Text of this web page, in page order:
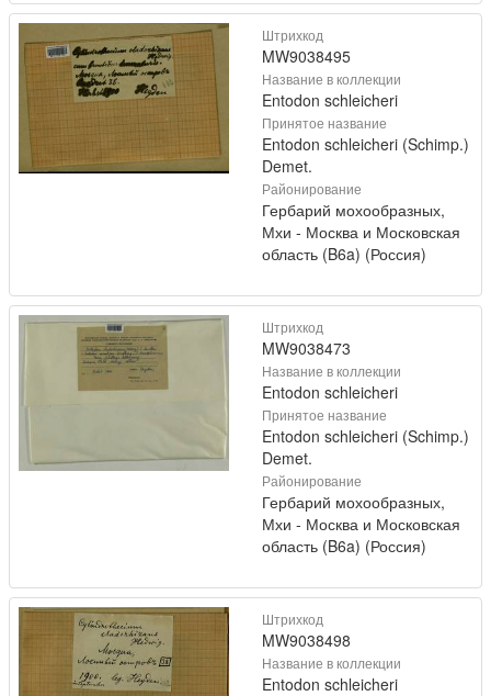
Штрихкод
MW9038495
Название в коллекции
Entodon schleicheri
Принятое название
Entodon schleicheri (Schimp.)
Demet.
Районирование
Гербарий мохообразных,
Мхи - Москва и Московская
область (B6a) (Россия)
Штрихкод
MW9038473
Название в коллекции
Entodon schleicheri
Принятое название
Entodon schleicheri (Schimp.)
Demet.
Районирование
Гербарий мохообразных,
Мхи - Москва и Московская
область (B6a) (Россия)
Штрихкод
MW9038498
Название в коллекции
Entodon schleicheri